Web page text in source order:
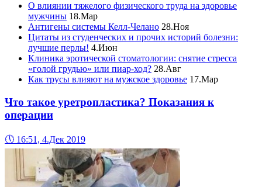
О влиянии тяжелого физического труда на здоровье
мужчины 18.Мар
Антигены системы Келл-Челано 28.Ноя
Цитаты из студенческих и прочих историй болезни:
лучшие перлы! 4.Июн
Клиника эротической стоматологии: снятие стресса
«голой грудью» или пиар-ход? 28.Авг
Как трусы влияют на мужское здоровье 17.Мар
Что такое уретропластика? Показания к
операции
🕔 16:51, 4.Дек 2019